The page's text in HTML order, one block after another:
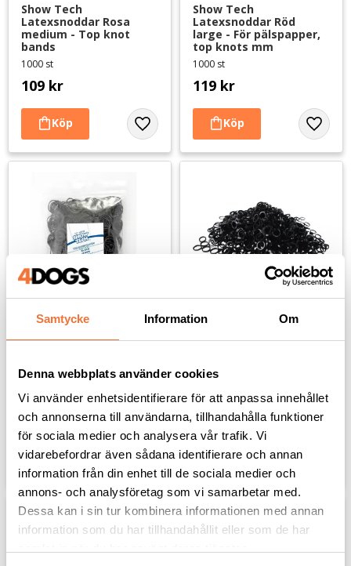
Samtycke Information Om
Denna webbplats använder cookies
Vi använder enhetsidentifierare för att anpassa innehållet
och annonserna till användarna, tillhandahålla funktioner
för sociala medier och analysera vår trafik. Vi
vidarebefordrar även sådana identifierare och annan
information från din enhet till de sociala medier och
annons- och analysföretag som vi samarbetar med.
Dessa kan i sin tur kombinera informationen med annan
information som du har tillhandahållit eller som de har
Show Tech
Latexsnoddar Rosa
medium - Top knot
bands
1000 st
109 kr
Lägg till i favoriter
Show Tech
Latexsnoddar Röd
large - För pälspapper,
top knots mm
1000 st
119 kr
Lägg
Show Tech
large - För pälspapper,
top knots mm
1000 st
119kr
Lägg till i favoriter
Show Tech
medium - Top knot
bands
1000 st
109kr